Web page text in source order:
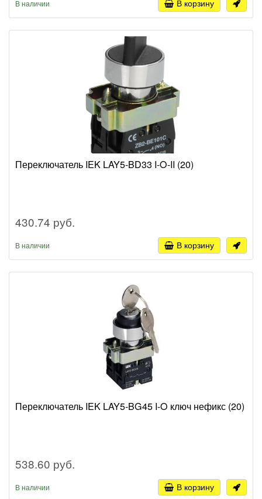
В наличии В корзину
Переключатель IEK LAY5-BD33 I-O-II (20)
430.74 руб.
В наличии В корзину
Переключатель IEK LAY5-BG45 I-O ключ нефикс (20)
538.60 руб.
В наличии В корзину